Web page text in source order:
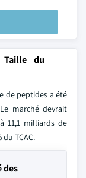
Taille du
de peptides a été
marché devrait
11,1 milliards de
TCAC.
des